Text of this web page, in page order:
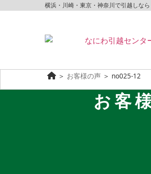
横浜・川崎・東京・神奈川で引越しな
＞ お客様の声 ＞ no025-12
お客